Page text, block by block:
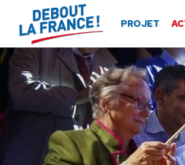
PROJET
Panneau de gestion des cookies